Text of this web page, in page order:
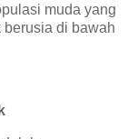
muda yang
di bawah